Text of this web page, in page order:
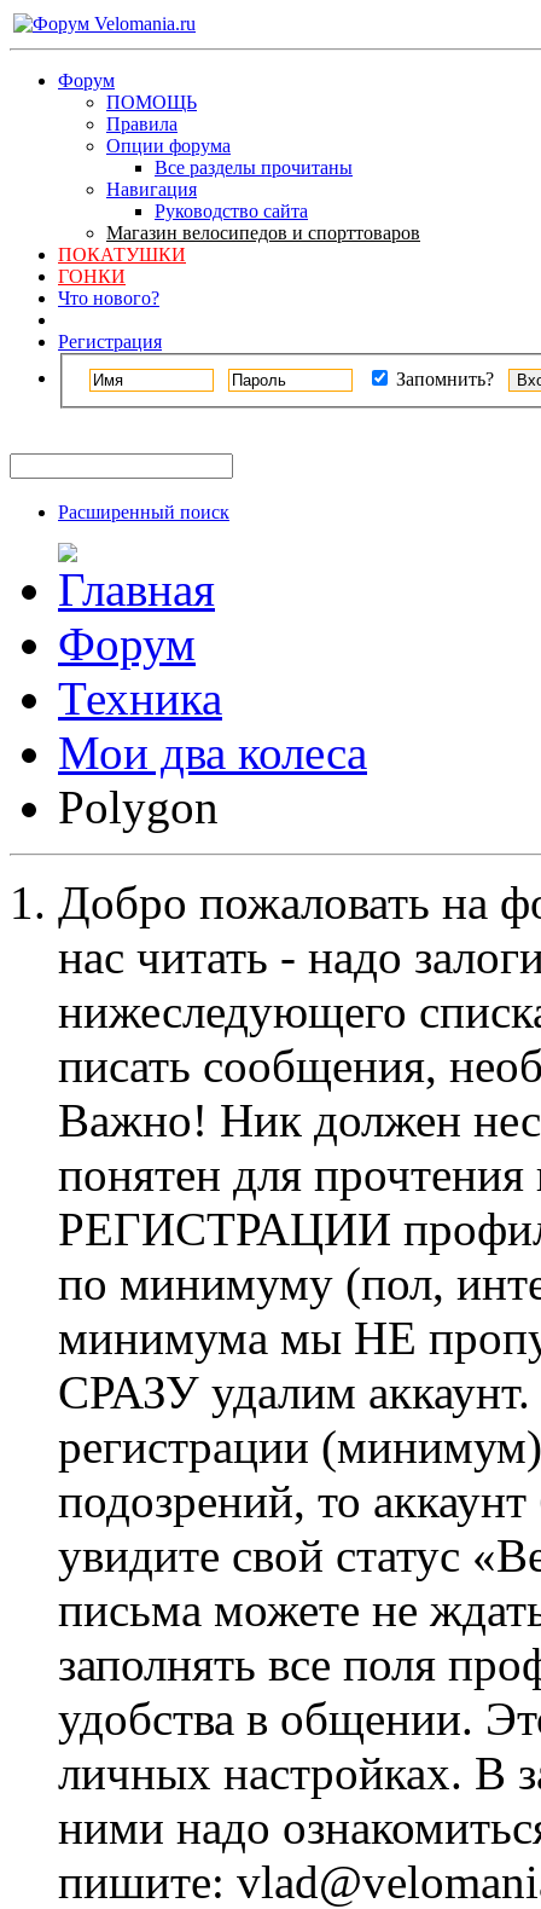
Форум
ПОМОЩЬ
Правила
Опции форума
Все разделы прочитаны
Навигация
Руководство сайта
Магазин велосипедов и спорттоваров
ПОКАТУШКИ
ГОНКИ
Что нового?
Регистрация
Запомнить?
Расширенный поиск
Форум
Техника
Мои два колеса
Polygon
Добро пожаловать на
нас читать - надо
нижеследующего
писать сообщения,
Важно! Ник должен
понятен для
РЕГИСТРАЦИИ профиль
по минимуму (пол,
минимума мы НЕ
СРАЗУ удалим
регистрации
подозрений, то
увидите свой статус
письма можете не
заполнять все поля
удобства в общении.
личных настройках. В
ними надо
пишите: